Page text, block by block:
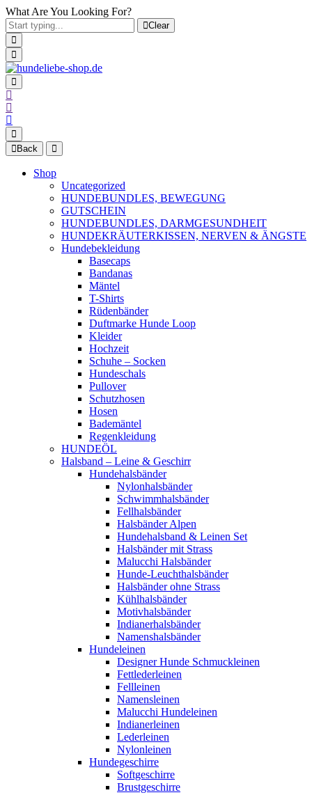
What Are You Looking For?
Clear
Back
Shop
Uncategorized
HUNDEBUNDLES, BEWEGUNG
GUTSCHEIN
HUNDEBUNDLES, DARMGESUNDHEIT
HUNDEKRÄUTERKISSEN, NERVEN & ÄNGSTE
Hundebekleidung
Basecaps
Bandanas
Mäntel
T-Shirts
Rüdenbänder
Duftmarke Hunde Loop
Kleider
Hochzeit
Schuhe – Socken
Hundeschals
Pullover
Schutzhosen
Hosen
Bademäntel
Regenkleidung
HUNDEÖL
Halsband – Leine & Geschirr
Hundehalsbänder
Nylonhalsbänder
Schwimmhalsbänder
Fellhalsbänder
Halsbänder Alpen
Hundehalsband & Leinen Set
Halsbänder mit Strass
Malucchi Halsbänder
Hunde-Leuchthalsbänder
Halsbänder ohne Strass
Kühlhalsbänder
Motivhalsbänder
Indianerhalsbänder
Namenshalsbänder
Hundeleinen
Designer Hunde Schmuckleinen
Fettlederleinen
Fellleinen
Namensleinen
Malucchi Hundeleinen
Indianerleinen
Lederleinen
Nylonleinen
Hundegeschirre
Softgeschirre
Brustgeschirre